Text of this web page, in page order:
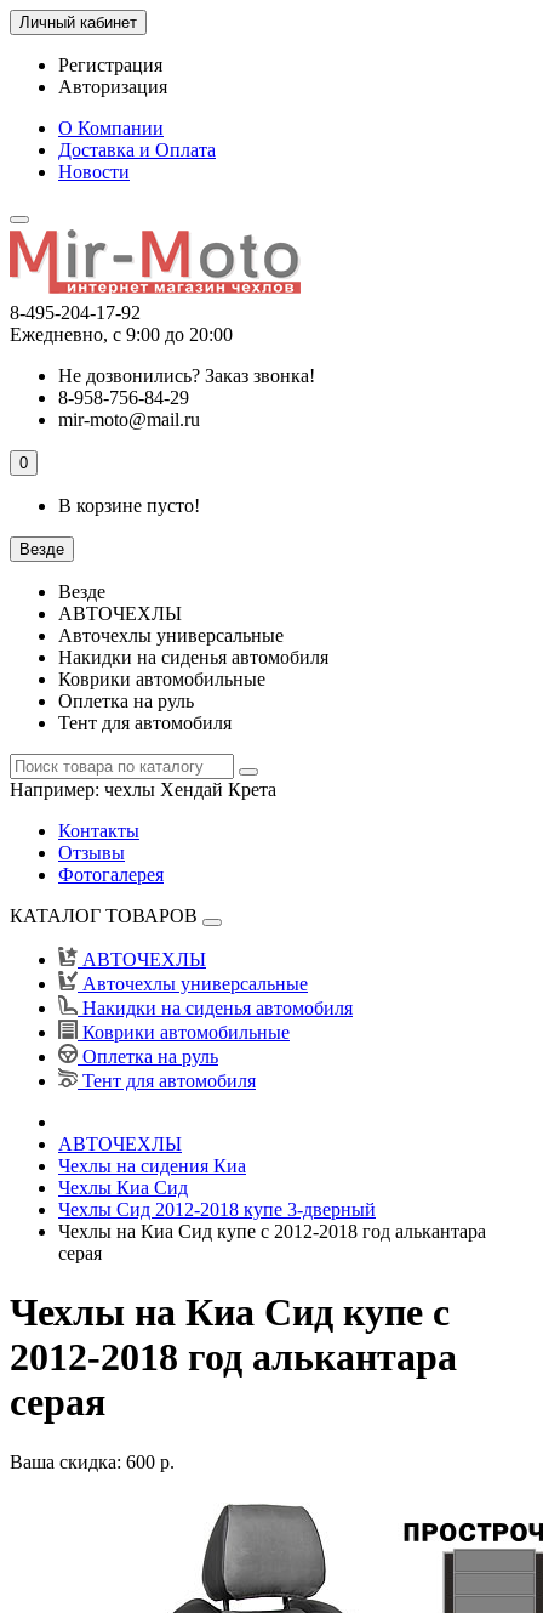
Личный кабинет
Регистрация
Авторизация
О Компании
Доставка и Оплата
Новости
8-495-204-17-92
Ежедневно, с 9:00 до 20:00
Не дозвонились? Заказ звонка!
8-958-756-84-29
mir-moto@mail.ru
0
В корзине пусто!
Везде
Везде
АВТОЧЕХЛЫ
Авточехлы универсальные
Накидки на сиденья автомобиля
Коврики автомобильные
Оплетка на руль
Тент для автомобиля
Например: чехлы Хендай Крета
Контакты
Отзывы
Фотогалерея
КАТАЛОГ ТОВАРОВ
АВТОЧЕХЛЫ
Авточехлы универсальные
Накидки на сиденья автомобиля
Коврики автомобильные
Оплетка на руль
Тент для автомобиля
АВТОЧЕХЛЫ
Чехлы на сидения Киа
Чехлы Киа Сид
Чехлы Сид 2012-2018 купе 3-дверный
Чехлы на Киа Сид купе с 2012-2018 год алькантара
серая
Чехлы на Киа Сид купе с
2012-2018 год алькантара
серая
Ваша скидка: 600 р.